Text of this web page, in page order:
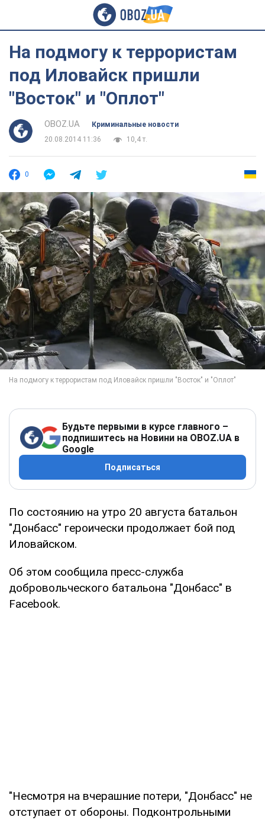
На подмогу к террористам
под Иловайск пришли
"Восток" и "Оплот"
OBOZ.UA
Криминальные новости
20.08.2014 11:36
10,4 т.
0
Будьте первыми в курсе главного –
подпишитесь на Новини на OBOZ.UA в
Google
Подписаться
По состоянию на утро 20 августа батальон
"Донбасс" героически продолжает бой под
Иловайском.
Об этом сообщила пресс-служба
добровольческого батальона "Донбасс" в
Facebook.
"Несмотря на вчерашние потери, "Донбасс" не
отступает от обороны. Подконтрольными